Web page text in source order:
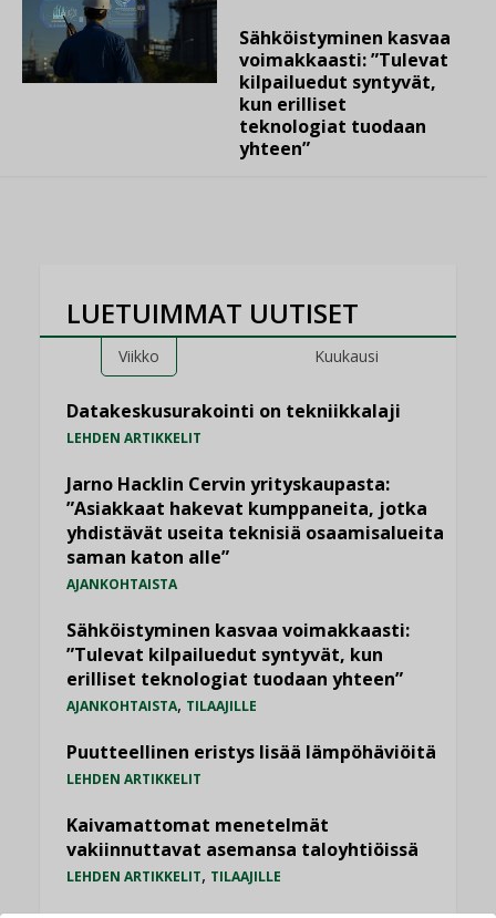
Sähköistyminen kasvaa
voimakkaasti: ”Tulevat
kilpailuedut syntyvät,
kun erilliset
teknologiat tuodaan
yhteen”
LUETUIMMAT UUTISET
Viikko Kuukausi
Datakeskusurakointi on tekniikkalaji
LEHDEN ARTIKKELIT
Jarno Hacklin Cervin yrityskaupasta:
”Asiakkaat hakevat kumppaneita, jotka
yhdistävät useita teknisiä osaamisalueita
saman katon alle”
AJANKOHTAISTA
Sähköistyminen kasvaa voimakkaasti:
”Tulevat kilpailuedut syntyvät, kun
erilliset teknologiat tuodaan yhteen”
AJANKOHTAISTA, TILAAJILLE
Puutteellinen eristys lisää lämpöhäviöitä
LEHDEN ARTIKKELIT
Kaivamattomat menetelmät
vakiinnuttavat asemansa taloyhtiöissä
LEHDEN ARTIKKELIT, TILAAJILLE